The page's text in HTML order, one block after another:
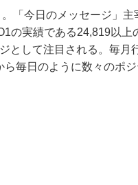
「今日のメッセージ」
の実績である24,819以
として注目される。毎月
毎日のように数々のポ